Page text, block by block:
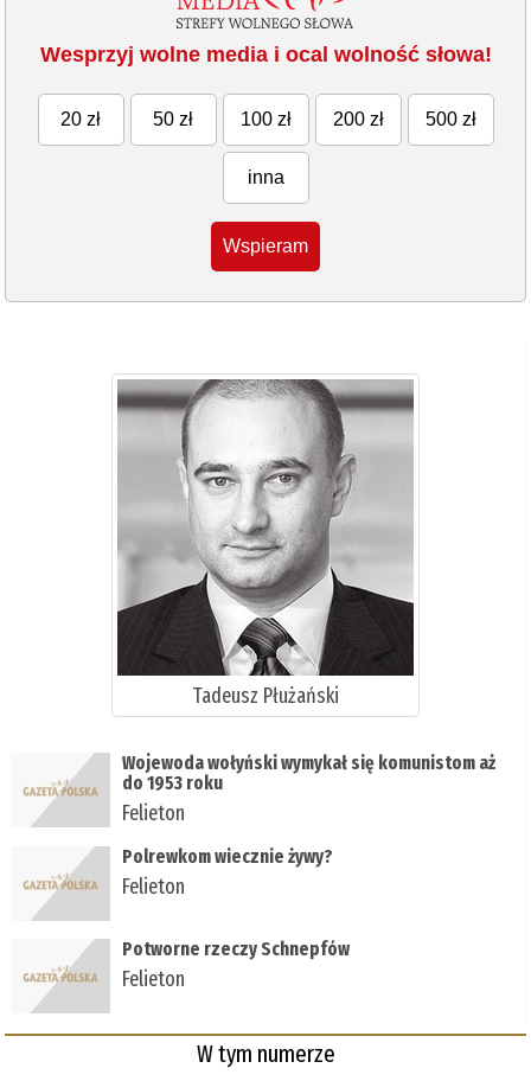
Wesprzyj wolne media i ocal wolność słowa!
20 zł 50 zł 100 zł 200 zł 500 zł
inna
Wspieram
Tadeusz Płużański
Wojewoda wołyński wymykał się komunistom aż
do 1953 roku
Felieton
Polrewkom wiecznie żywy?
Felieton
Potworne rzeczy Schnepfów
Felieton
W tym numerze